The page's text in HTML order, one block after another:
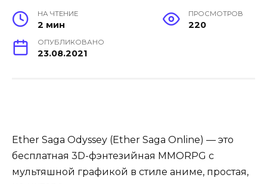
НА ЧТЕНИЕ
2 мин
ПРОСМОТРОВ
220
ОПУБЛИКОВАНО
23.08.2021
Ether Saga Odyssey (Ether Saga Online) — это
бесплатная 3D-фэнтезийная MMORPG с
мультяшной графикой в стиле аниме, простая,